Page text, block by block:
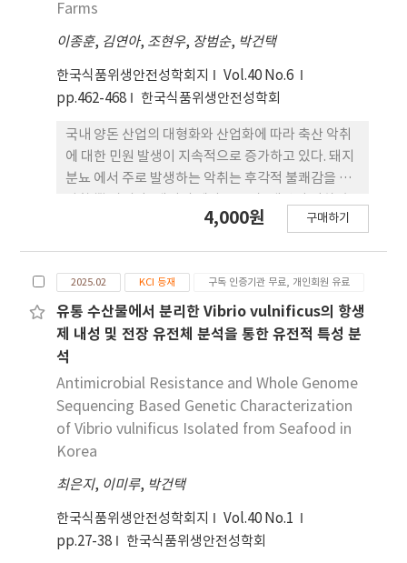
Farms
이종훈, 김연아, 조현우, 장범순, 박건택
한국식품위생안전성학회지
Vol.40 No.6
pp.462-468
한국식품위생안전성학회
국내 양돈 산업의 대형화와 산업화에 따라 축산 악취
에 대한 민원 발생이 지속적으로 증가하고 있다. 돼지
분뇨 에서 주로 발생하는 악취는 후각적 불쾌감을 유
장 근로자의 작업 환경 악화 등 다양한 부정적 영향을
천연 추출물 복합체인 바 이오매직®의 양돈장 악취 저
감 효과와 그에 따른 부수적 인 생리학적 개선 효과를
평가하였다. 본 실험에 사용된 바이오매직®은 오렌
지, 파파야, 라임을 발효하여 제조한 것으로, 우선 돼
지 농장에서 분리된 메티실린 내성 황색 포도상구균
(MRSA)을 대상으로 항균 활성을 평가하였다. CLSI
기준에 따른 최소억제농도(MIC) 및 최소살균농도
균 활성을 보였다. 양돈장 내 주요 악취 유발 물질인
(CO2)에 대한 저감 효과를 조사 한 결과, 바이오매직
®을 살포한 후 NH3와 C O2 농도가 유 의적으로 감소
4,000원 구매하기
2025.02 KCI 등재 구독 인증기관 무료, 개인회원 유료
유통 수산물에서 분리한 Vibrio vulnificus의 항생
제 내성 및 전장 유전체 분석을 통한 유전적 특성 분
석
Antimicrobial Resistance and Whole Genome
Sequencing Based Genetic Characterization
of Vibrio vulnificus Isolated from Seafood in
Korea
최은지, 이미루, 박건택
한국식품위생안전성학회지
Vol.40 No.1
pp.27-38
한국식품위생안전성학회